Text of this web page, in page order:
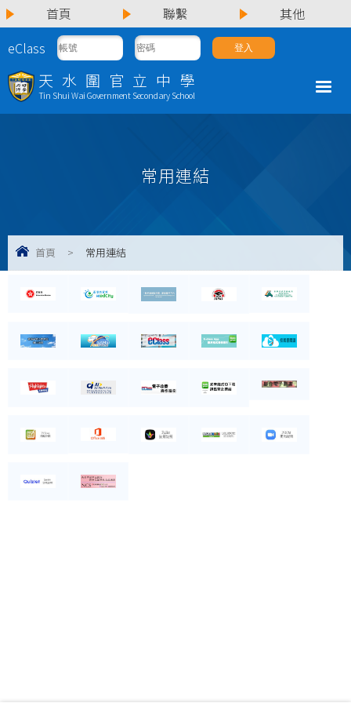
天水圍官立中學
Tin Shui Wai Government Secondary School
首頁 聯繫
其他
eClass
常用連結
首頁 > 常用連結